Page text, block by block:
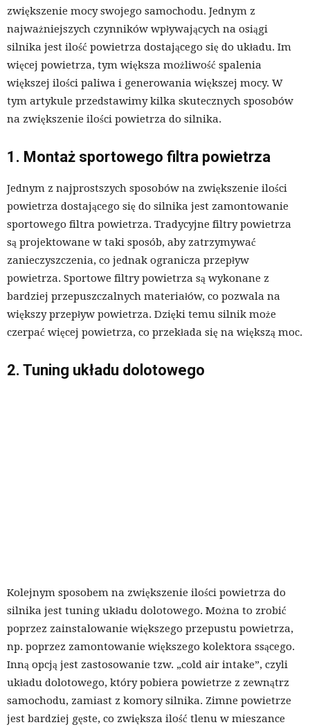
zwiększenie mocy swojego samochodu. Jednym z
najważniejszych czynników wpływających na osiągi
silnika jest ilość powietrza dostającego się do układu. Im
więcej powietrza, tym większa możliwość spalenia
większej ilości paliwa i generowania większej mocy. W
tym artykule przedstawimy kilka skutecznych sposobów
na zwiększenie ilości powietrza do silnika.
1. Montaż sportowego filtra powietrza
Jednym z najprostszych sposobów na zwiększenie ilości
powietrza dostającego się do silnika jest zamontowanie
sportowego filtra powietrza. Tradycyjne filtry powietrza
są projektowane w taki sposób, aby zatrzymywać
zanieczyszczenia, co jednak ogranicza przepływ
powietrza. Sportowe filtry powietrza są wykonane z
bardziej przepuszczalnych materiałów, co pozwala na
większy przepływ powietrza. Dzięki temu silnik może
czerpać więcej powietrza, co przekłada się na większą moc.
2. Tuning układu dolotowego
Kolejnym sposobem na zwiększenie ilości powietrza do
silnika jest tuning układu dolotowego. Można to zrobić
poprzez zainstalowanie większego przepustu powietrza,
np. poprzez zamontowanie większego kolektora ssącego.
Inną opcją jest zastosowanie tzw. „cold air intake”, czyli
układu dolotowego, który pobiera powietrze z zewnątrz
samochodu, zamiast z komory silnika. Zimne powietrze
jest bardziej gęste, co zwiększa ilość tlenu w mieszance